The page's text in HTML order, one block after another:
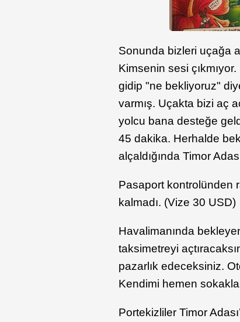
Sonunda bizleri uçağa
Kimsenin sesi
gidip "ne bekliyoruz"
varmış. Uçakta bizi aç
yolcu bana desteğe
45 dakika. Herhalde
alçaldığında Timor
Pasaport kontrolünden
kalmadı. (Vize 30 USD)
Havalimanında
taksimetreyi
pazarlık edeceksiniz.
Kendimi hemen
Portekizliler Timor